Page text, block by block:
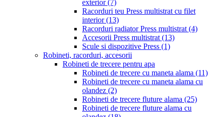
exterior(7)
Racorduri teu Press multistrat cu filet
interior(13)
Racorduri radiator Press multistrat (4)
Accesorii Press multistrat (13)
Scule si dispozitive Press (1)
Robineti, racorduri, accesorii
Robineti de trecere pentru apa
Robineti de trecere cu maneta alama (11)
Robineti de trecere cu maneta alama cu
olandez (2)
Robineti de trecere fluture alama (25)
Robineti de trecere fluture alama cu